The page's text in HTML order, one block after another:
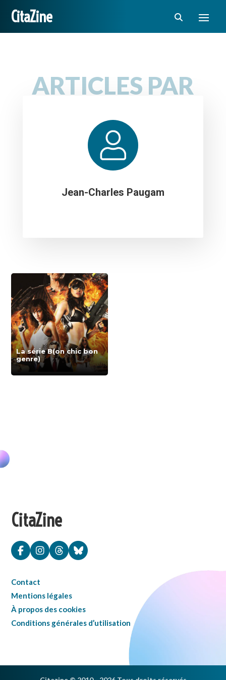
CitaZine
ARTICLES PAR
Jean-Charles Paugam
La série B(on chic bon
genre)
CitaZine
Contact
Mentions légales
À propos des cookies
Conditions générales d’utilisation